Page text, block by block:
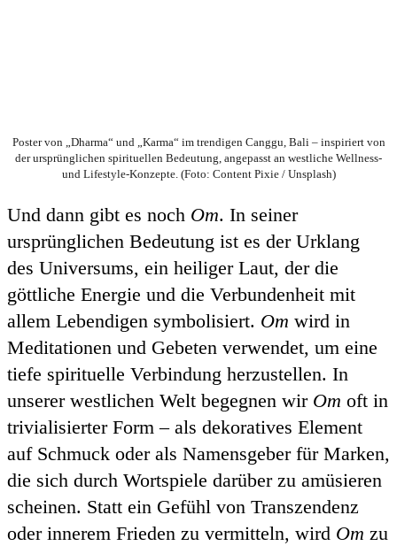
Poster von „Dharma“ und „Karma“ im trendigen Canggu, Bali – inspiriert von
der ursprünglichen spirituellen Bedeutung, angepasst an westliche Wellness-
und Lifestyle-Konzepte. (Foto: Content Pixie / Unsplash)
Und dann gibt es noch Om. In seiner
ursprünglichen Bedeutung ist es der Urklang
des Universums, ein heiliger Laut, der die
göttliche Energie und die Verbundenheit mit
allem Lebendigen symbolisiert. Om wird in
Meditationen und Gebeten verwendet, um eine
tiefe spirituelle Verbindung herzustellen. In
unserer westlichen Welt begegnen wir Om oft in
trivialisierter Form – als dekoratives Element
auf Schmuck oder als Namensgeber für Marken,
die sich durch Wortspiele darüber zu amüsieren
scheinen. Statt ein Gefühl von Transzendenz
oder innerem Frieden zu vermitteln, wird Om zu